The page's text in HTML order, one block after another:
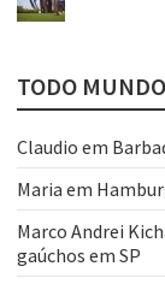
TODO
Claudio em
Maria em
Marco Andrei
gaúchos em SP